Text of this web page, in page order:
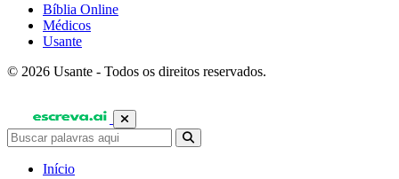
Bíblia Online
Médicos
Usante
© 2026 Usante - Todos os direitos reservados.
Início